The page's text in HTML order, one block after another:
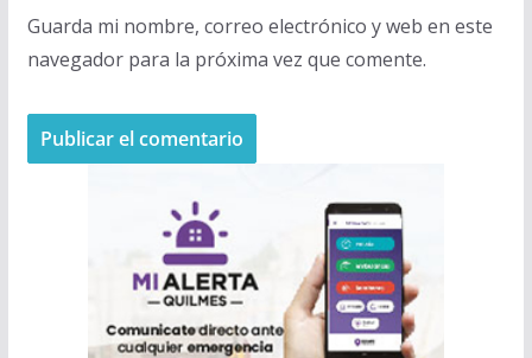
Guarda mi nombre, correo electrónico y web en este
navegador para la próxima vez que comente.